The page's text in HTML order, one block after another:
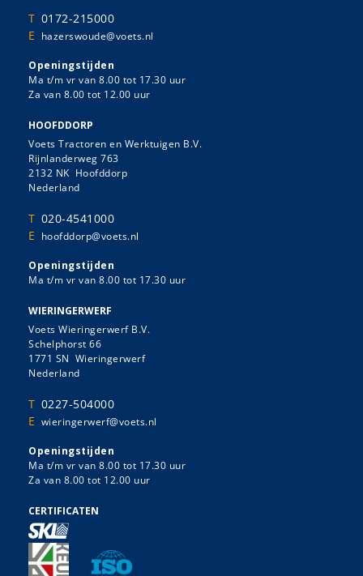
T 0172-215000
E hazerswoude@voets.nl
Openingstijden
Ma t/m vr van 8.00 tot 17.30 uur
Za van 8.00 tot 12.00 uur
HOOFDDORP
Voets Tractoren en Werktuigen B.V.
Rijnlanderweg 763
2132 NK Hoofddorp
Nederland
T 020-4541000
E hoofddorp@voets.nl
Openingstijden
Ma t/m vr van 8.00 tot 17.30 uur
WIERINGERWERF
Voets Wieringerwerf B.V.
Schelphorst 66
1771 SN Wieringerwerf
Nederland
T 0227-504000
E wieringerwerf@voets.nl
Openingstijden
Ma t/m vr van 8.00 tot 17.30 uur
Za van 8.00 tot 12.00 uur
CERTIFICATEN